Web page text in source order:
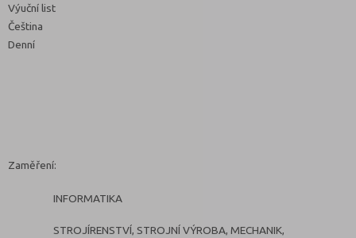
Výuční list
Čeština
Denní
Zaměření:
INFORMATIKA
STROJÍRENSTVÍ, STROJNÍ VÝROBA, MECHANIK,